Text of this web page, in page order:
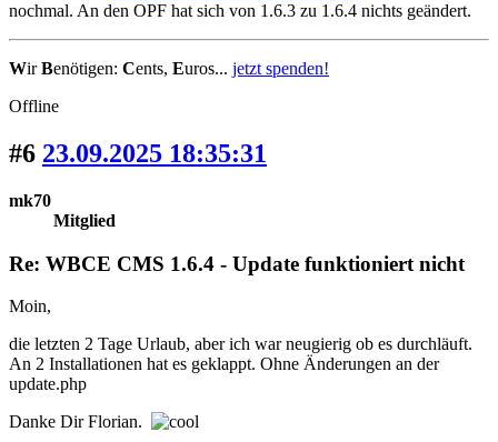
nochmal. An den OPF hat sich von 1.6.3 zu 1.6.4 nichts geändert.
WirBenötigen: Cents, Euros... jetzt spenden!
Offline
#6 23.09.2025 18:35:31
mk70
Mitglied
Re: WBCE CMS 1.6.4 - Update funktioniert nicht
Moin,
die letzten 2 Tage Urlaub, aber ich war neugierig ob es durchläuft.
An 2 Installationen hat es geklappt. Ohne Änderungen an der
update.php
Danke Dir Florian.